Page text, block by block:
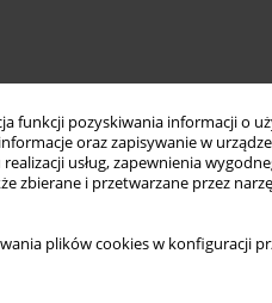
funkcji pozyskiwania informacji o
oraz zapisywanie w
usług, zapewnienia
zbierane i przetwarzane przez
plików cookies w konfiguracji